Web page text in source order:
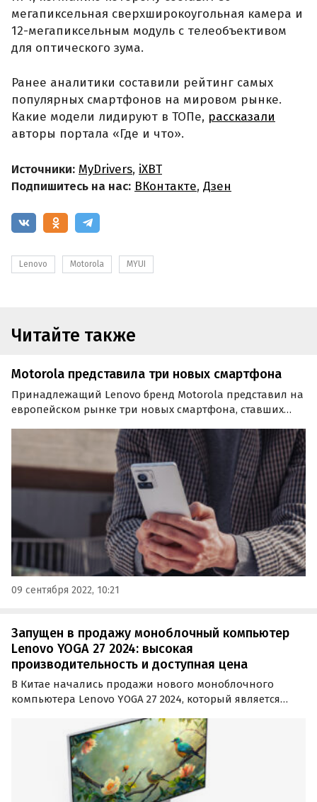
мегапиксельная сверхширокоугольная камера и
12-мегапиксельным модуль с телеобъективом
для оптического зума.
Ранее аналитики составили рейтинг самых
популярных смартфонов на мировом рынке.
Какие модели лидируют в ТОПе, рассказали
авторы портала «Где и что».
Источники: MyDrivers, iXBT
Подпишитесь на нас: ВКонтакте, Дзен
Lenovo Motorola MYUI
Читайте также
Motorola представила три новых смартфона
Принадлежащий Lenovo бренд Motorola представил на
европейском рынке три новых смартфона, ставших
30 Fusion и Edge 30 Neo. Motorola Edge 30 Ultra Это
вершина смартфонов Motorola.
09 сентября 2022, 10:21
Запущен в продажу моноблочный компьютер
Lenovo YOGA 27 2024: высокая
производительность и доступная цена
В Китае начались продажи нового моноблочного
компьютера Lenovo YOGA 27 2024, который является
комплектации он оснащен 8-ядерным процессором
Ryzen 7 8845H с частотой до 5,1 ГГц, а в версии